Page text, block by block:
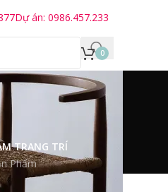
Dự án: 0986.457.233
0
TRANG TRÍ
Phẩm